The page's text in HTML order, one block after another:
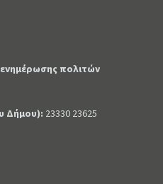
πολιτών
Δήμου): 23330 23625